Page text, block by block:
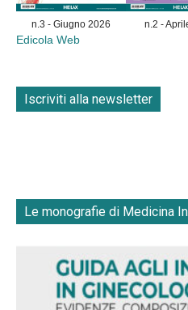
n.3 - Giugno 2026 n.2 -
Edicola Web
Iscriviti alla newsletter
Le monografie di Medicina